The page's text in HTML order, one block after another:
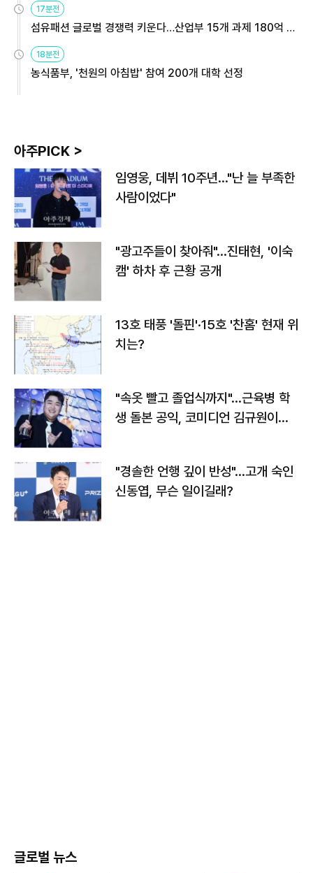
17분전
섬유패션 글로벌 경쟁력 키운다…산업부 15개 과제 180억 지
원
18분전
농식품부, '천원의 아침밥' 참여 200개 대학 선정
아주PICK >
임영웅, 데뷔 10주년…"난 늘 부족한
사람이었다"
"광고주들이 찾아줘"…진태현, '이숙
캠' 하차 후 근황 공개
13호 태풍 '돌핀'·15호 '찬홈' 현재 위
치는?
"속옷 빨고 졸업식까지"…근육병 학
생 돌본 공익, 코미디언 김규원이었
"경솔한 언행 깊이 반성"…고개 숙인
신동엽, 무슨 일이길래?
글로벌 뉴스